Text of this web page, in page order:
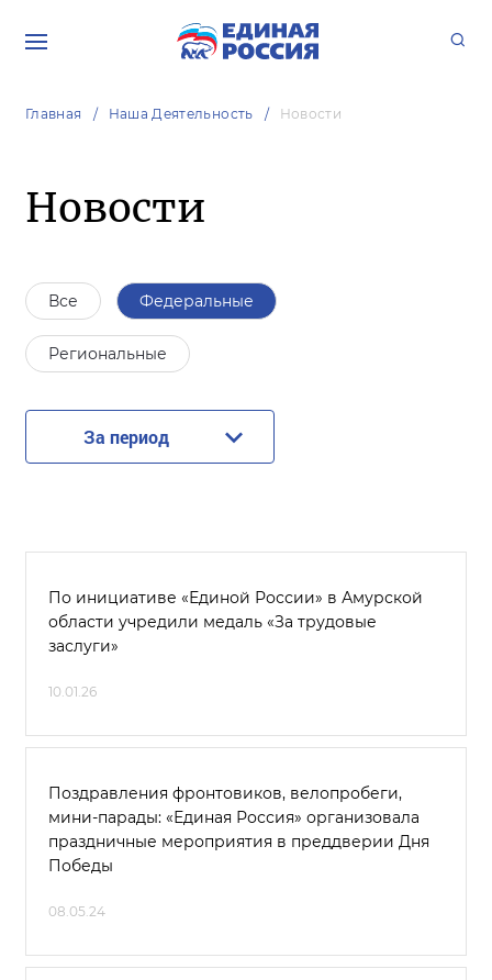
Главная Наша Деятельность Новости
Новости
Все Федеральные
Региональные
За период
По инициативе «Единой России» в Амурской
области учредили медаль «За трудовые
заслуги»
10.01.26
Поздравления фронтовиков, велопробеги,
мини-парады: «Единая Россия» организовала
праздничные мероприятия в преддверии Дня
Победы
08.05.24